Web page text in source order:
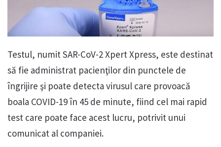
Testul, numit SAR-CoV-2 Xpert Xpress, este destinat
să fie administrat pacienţilor din punctele de
îngrijire şi poate detecta virusul care provoacă
boala COVID-19 în 45 de minute, fiind cel mai rapid
test care poate face acest lucru, potrivit unui
comunicat al companiei.